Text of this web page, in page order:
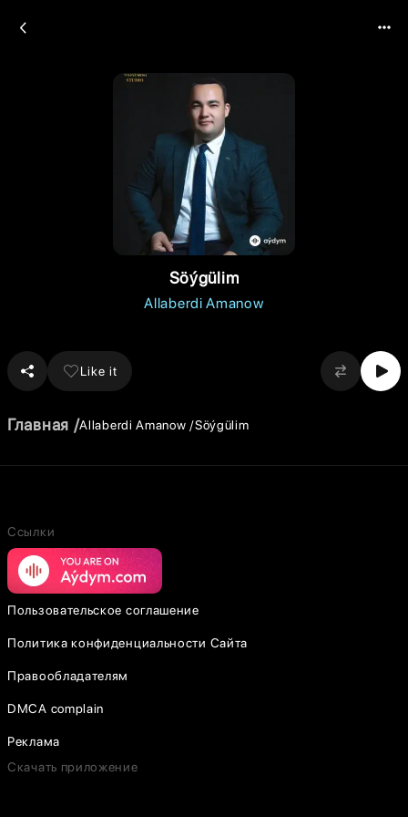
Söýgülim
Allaberdi Amanow
Like it
Главная Allaberdi Amanow Söýgülim
Ссылки
Пользовательское соглашение
Политика конфиденциальности Сайта
Правообладателям
DMCA complain
Реклама
Скачать приложение